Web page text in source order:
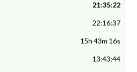
21:35:22
22:16:37
15h 43m 16s
13:43:44